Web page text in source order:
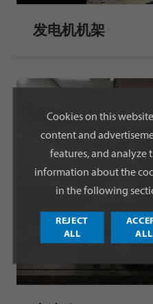
发电机机架
Cookies on this
content and
features, and analyze
information about the
in the following
REJECT
ALL
ALL